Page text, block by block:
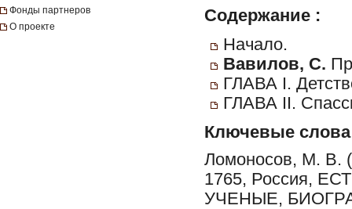
Фонды партнеров
О проекте
Содержание :
Начало.
Вавилов, С.
ГЛАВА I.
ГЛАВА II.
Ключевые слова
Ломоносов, М. В.
1765, Россия,
УЧЕНЫЕ,